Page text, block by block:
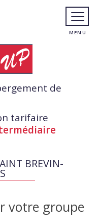
de
tarifaire
BREVIN-
votre groupe